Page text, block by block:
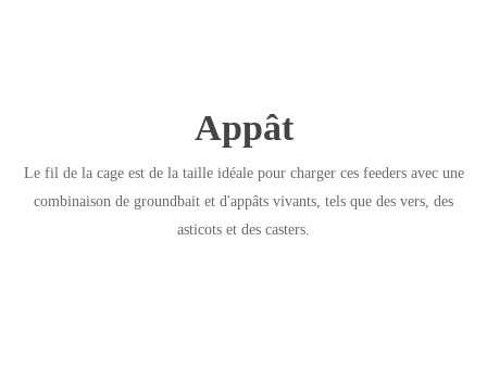
Appât
Le fil de la cage est de la taille idéale pour charger ces feeders avec une
combinaison de groundbait et d'appâts vivants, tels que des vers, des
asticots et des casters.